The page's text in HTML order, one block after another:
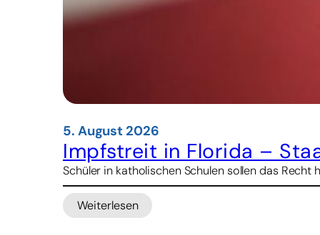
5. August 2026
Impfstreit in Florida –
Schüler in katholischen Schulen sollen das
Weiterlesen
: